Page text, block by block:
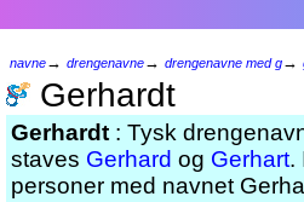
navne→ drengenavne→ drengenavne med g→
Gerhardt
Gerhardt : Tysk
staves Gerhard og Gerhart.
personer med navnet